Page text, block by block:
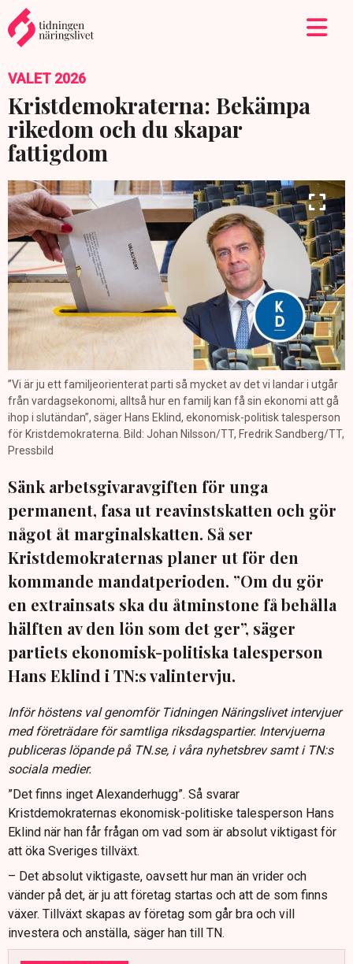
VALET 2026
Kristdemokraterna: Bekämpa
rikedom och du skapar
fattigdom
”Vi är ju ett familjeorienterat parti så mycket av det vi landar i utgår
från vardagsekonomi, alltså hur en familj kan få sin ekonomi att gå
ihop i slutändan”, säger Hans Eklind, ekonomisk-politisk talesperson
för Kristdemokraterna. Bild: Johan Nilsson/TT, Fredrik Sandberg/TT,
Pressbild
Sänk arbetsgivaravgiften för unga
permanent, fasa ut reavinstskatten och gör
något åt marginalskatten. Så ser
Kristdemokraternas planer ut för den
kommande mandatperioden. ”Om du gör
en extrainsats ska du åtminstone få behålla
hälften av den lön som det ger”, säger
partiets ekonomisk-politiska talesperson
Hans Eklind i TN:s valintervju.
Inför höstens val genomför Tidningen Näringslivet intervjuer
med företrädare för samtliga riksdagspartier. Intervjuerna
publiceras löpande på TN.se, i våra nyhetsbrev samt i TN:s
sociala medier.
”Det finns inget Alexanderhugg”. Så svarar
Kristdemokraternas ekonomisk-politiske talesperson Hans
Eklind när han får frågan om vad som är absolut viktigast för
att öka Sveriges tillväxt.
– Det absolut viktigaste, oavsett hur man än vrider och
vänder på det, är ju att företag startas och att de som finns
växer. Tillväxt skapas av företag som går bra och vill
investera och anställa, säger han till TN.